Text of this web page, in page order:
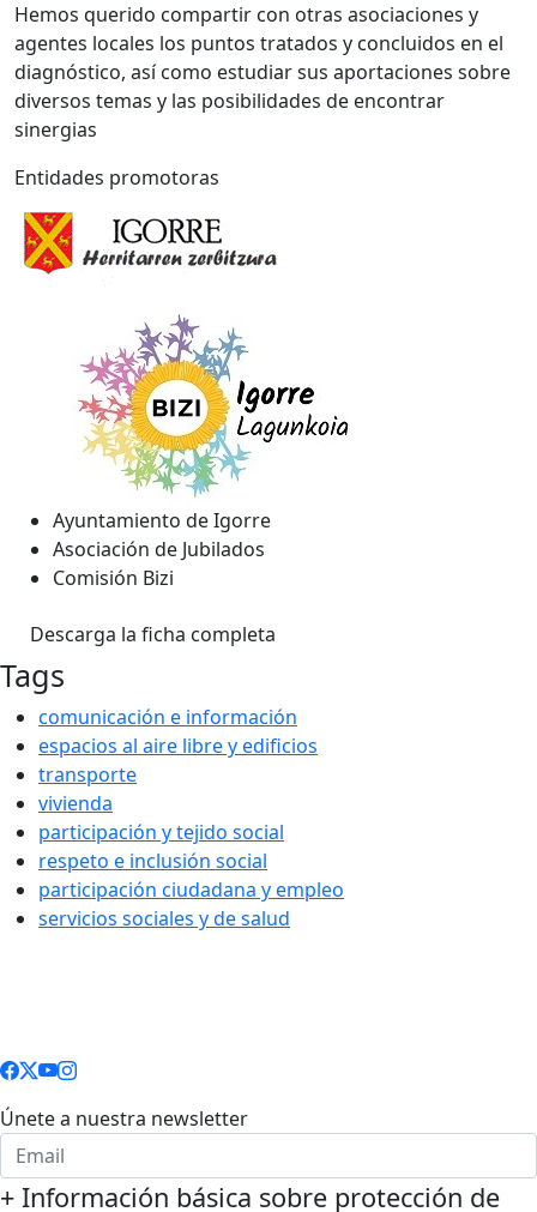
Hemos querido compartir con otras asociaciones y
agentes locales los puntos tratados y concluidos en el
diagnóstico, así como estudiar sus aportaciones sobre
diversos temas y las posibilidades de encontrar
sinergias
Entidades promotoras
Ayuntamiento de Igorre
Asociación de Jubilados
Comisión Bizi
Descarga la ficha completa
Tags
comunicación e información
espacios al aire libre y edificios
transporte
vivienda
participación y tejido social
respeto e inclusión social
participación ciudadana y empleo
servicios sociales y de salud
Únete a nuestra newsletter
+ Información básica sobre protección de